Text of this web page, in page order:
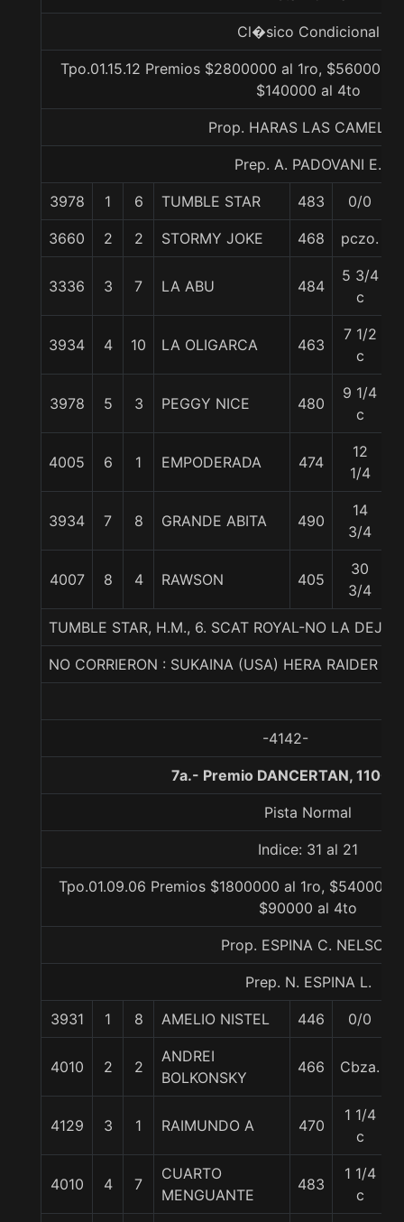
Cl�sico Condicional
Tpo.01.15.12 Premios $2800000 al 1ro, $560000
$140000 al 4to
Prop. HARAS LAS
Prep. A. PADOVANI E.
3978 1 6 TUMBLE STAR 483 0/0
3660 2 2 STORMY JOKE 468 pczo.
3336 3 7 LA ABU 484
5 3/4
c
3934 4 10 LA OLIGARCA 463
7 1/2
c
3978 5 3 PEGGY NICE 480
9 1/4
c
4005 6 1 EMPODERADA 474
12
1/4
3934 7 8 GRANDE ABITA 490
14
3/4
4007 8 4 RAWSON 405
30
3/4
TUMBLE STAR, H.M., 6. SCAT ROYAL-NO LA
NO CORRIERON : SUKAINA (USA) HERA RAIDER
-4142-
7a.- Premio DANCERTAN, 1100
Pista Normal
Indice: 31 al 21
Tpo.01.09.06 Premios $1800000 al 1ro, $540000
$90000 al 4to
Prop. ESPINA C. NELSON
Prep. N. ESPINA L.
3931 1 8 AMELIO NISTEL 446 0/0
4010 2 2
ANDREI
BOLKONSKY
466 Cbza.
4129 3 1 RAIMUNDO A 470
1 1/4
c
4010 4 7
CUARTO
MENGUANTE
483
1 1/4
c